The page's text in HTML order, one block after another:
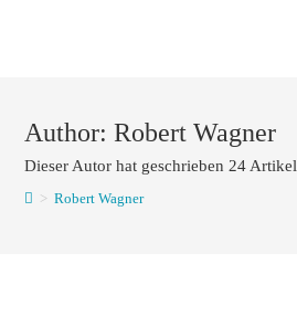
Author: Robert Wagner
Dieser Autor hat geschrieben 24 Artikel
> Robert Wagner